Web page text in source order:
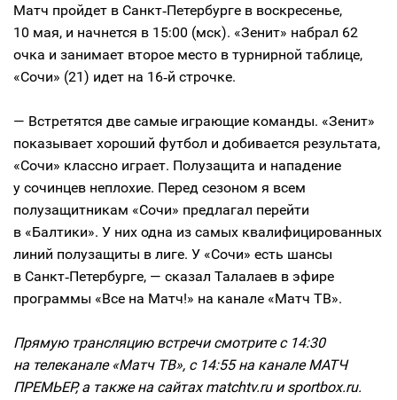
Матч пройдет в Санкт‑Петербурге в воскресенье,
10 мая, и начнется в 15:00 (мск). «Зенит» набрал 62
очка и занимает второе место в турнирной таблице,
«Сочи» (21) идет на 16‑й строчке.
— Встретятся две самые играющие команды. «Зенит»
показывает хороший футбол и добивается результата,
«Сочи» классно играет. Полузащита и нападение
у сочинцев неплохие. Перед сезоном я всем
полузащитникам «Сочи» предлагал перейти
в «Балтики». У них одна из самых квалифицированных
линий полузащиты в лиге. У «Сочи» есть шансы
в Санкт‑Петербурге, — сказал Талалаев в эфире
программы «Все на Матч!» на канале «Матч ТВ».
Прямую трансляцию встречи смотрите с 14:30
на телеканале «Матч ТВ», с 14:55 на канале МАТЧ
ПРЕМЬЕР, а также на сайтах matchtv.ru и sportbox.ru.